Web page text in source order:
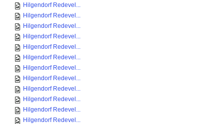
Hilgendorf Redevel...
Hilgendorf Redevel...
Hilgendorf Redevel...
Hilgendorf Redevel...
Hilgendorf Redevel...
Hilgendorf Redevel...
Hilgendorf Redevel...
Hilgendorf Redevel...
Hilgendorf Redevel...
Hilgendorf Redevel...
Hilgendorf Redevel...
Hilgendorf Redevel...